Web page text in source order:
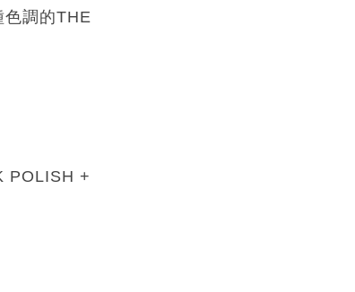
調的THE
POLISH +